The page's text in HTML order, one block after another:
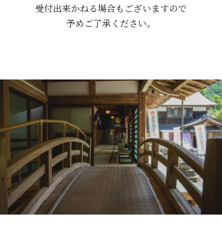
受付出来かねる場合もございますので
予めご了承ください。